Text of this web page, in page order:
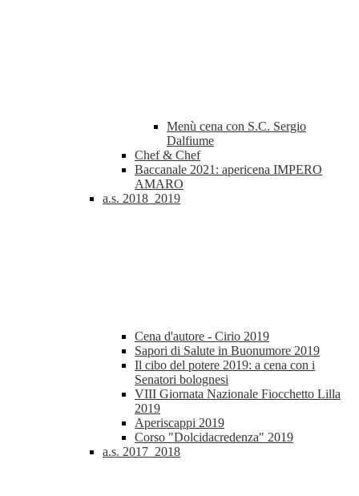
Menù cena con S.C. Sergio
Dalfiume
Chef & Chef
Baccanale 2021: apericena IMPERO
AMARO
a.s. 2018_2019
Cena d'autore - Cirio 2019
Sapori di Salute in Buonumore 2019
Il cibo del potere 2019: a cena con i
Senatori bolognesi
VIII Giornata Nazionale Fiocchetto Lilla
2019
Aperiscappi 2019
Corso "Dolcidacredenza" 2019
a.s. 2017_2018